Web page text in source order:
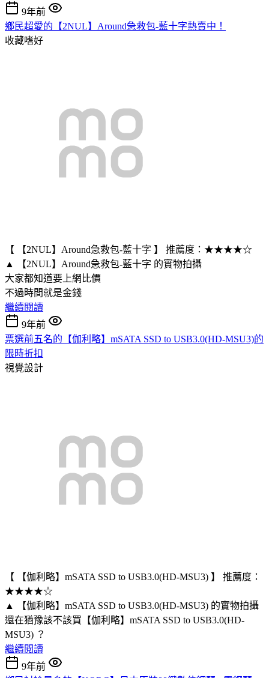
9年前
鄉民超愛的【2NUL】Around急救包-藍十字熱賣中！
收藏嗜好
【 【2NUL】Around急救包-藍十字 】 推薦度：★★★★☆
▲ 【2NUL】Around急救包-藍十字 的實物拍攝
大家都知道要上網比價
不過時間就是金錢
繼續閱讀
9年前
票選前五名的【伽利略】mSATA SSD to USB3.0(HD-MSU3)的
限時折扣
視覺設計
【 【伽利略】mSATA SSD to USB3.0(HD-MSU3) 】 推薦度：
★★★★☆
▲ 【伽利略】mSATA SSD to USB3.0(HD-MSU3) 的實物拍攝
還在猶豫該不該買【伽利略】mSATA SSD to USB3.0(HD-
MSU3) ？
繼續閱讀
9年前